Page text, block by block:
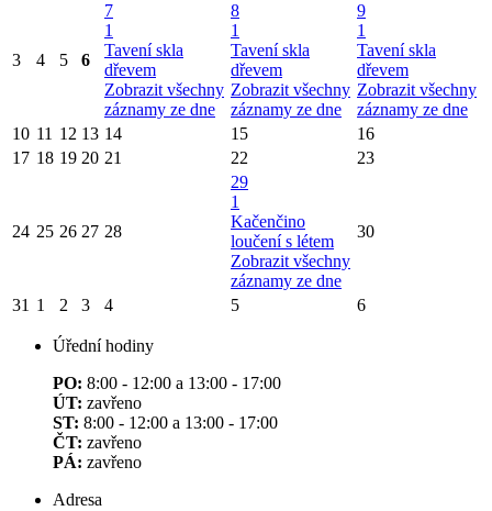
3 4 5 6
7
1
Tavení skla
dřevem
Zobrazit všechny
záznamy ze dne
8
1
Tavení skla
dřevem
Zobrazit všechny
záznamy ze dne
9
1
Tavení skla
dřevem
Zobrazit všechny
záznamy ze dne
10 11 12 13 14 15
16
17 18 19 20 21 22 23
24 25 26 27 28
29
1
Kačenčino
loučení s létem
Zobrazit všechny
záznamy ze dne
30
31 1 2 3 4 5 6
Úřední hodiny
PO: 8:00 - 12:00 a 13:00 - 17:00
ÚT: zavřeno
ST: 8:00 - 12:00 a 13:00 - 17:00
ČT: zavřeno
PÁ: zavřeno
Adresa